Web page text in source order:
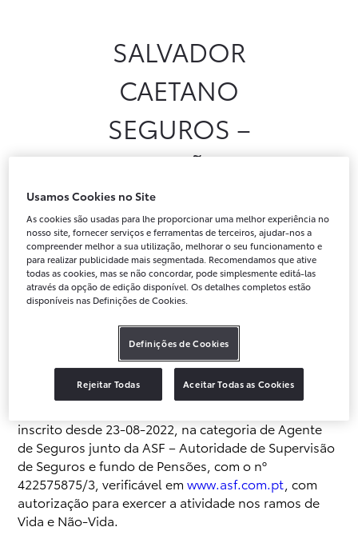
Campanha Caetano GO
SALVADOR
CAETANO
SEGUROS –
MEDIAÇÃO DE
SEGUROS
UNIPESSOAL,
LDA. (SCS)
Contratos de seguros celebrados através da
Salvador Caetano Seguros – Mediação de Seguros
Unipessoal, Lda. (SCS) com sede na Av. Vasco da
inscrito desde 23-08-2022, na categoria de Agente
de Seguros junto da ASF – Autoridade de Supervisão
de Seguros e fundo de Pensões, com o nº
422575875/3, verificável emwww.asf.com.pt , com
autorização para exercer a atividade nos ramos de
Vida e Não-Vida.
Usamos Cookies no Site
As cookies são usadas para lhe proporcionar uma melhor experiência no
nosso site, fornecer serviços e ferramentas de terceiros, ajudar-nos a
compreender melhor a sua utilização, melhorar o seu funcionamento e
para realizar publicidade mais segmentada. Recomendamos que ative
todas as cookies, mas se não concordar, pode simplesmente editá-las
através da opção de edição disponível. Os detalhes completos estão
disponíveis nas Definições de Cookies.
Definições de Cookies
Rejeitar Todas Aceitar Todas as Cookies